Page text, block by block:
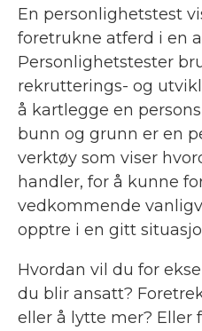
En personlighetstest
foretrukne atferd i en
Personlighetstester
rekrutterings- og
å kartlegge en
bunn og grunn er en
verktøy som viser
handler, for å kunne
vedkommende
opptre i en gitt
Hvordan vil du for
du blir ansatt?
eller å lytte mer? Eller